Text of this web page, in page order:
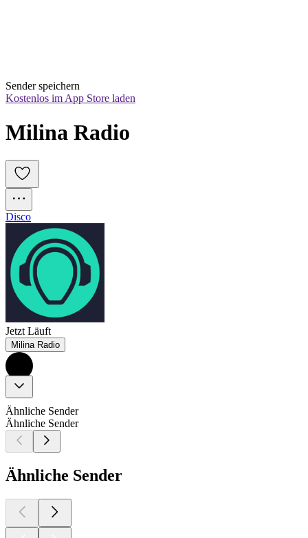
Sender speichern
Kostenlos im App Store laden
Milina Radio
Disco
Jetzt Läuft
Milina Radio
Ähnliche Sender
Ähnliche Sender
Ähnliche Sender